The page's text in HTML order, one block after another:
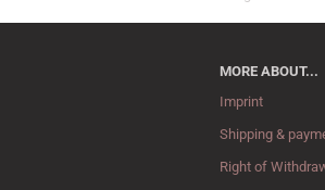
MORE ABOUT...
Imprint
Shipping &
Right of